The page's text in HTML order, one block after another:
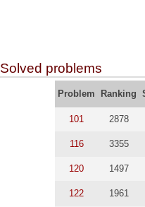
Solved problems
Problem Ranking
101 2878
116 3355
120 1497
122 1961